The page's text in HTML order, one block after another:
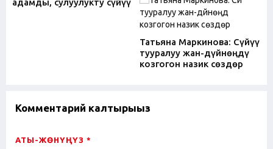
адамды, сулуулукту сүйүү
Татьяна Маркинова: Сүйүү
тууралуу жан-дүйнөңдү
козгогон назик сөздөр
Комментарий калтырыңыз
АТЫ-ЖӨНҮҢҮЗ *